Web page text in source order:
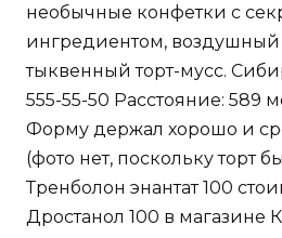
необычные конфетки с
ингредиентом,
тыквенный торт-мусс.
555-55-50 Расстояние: 589
Форму держал хорошо и
(фото нет, поскольку торт
Тренболон энантат 100
Дростанол 100 в магазине